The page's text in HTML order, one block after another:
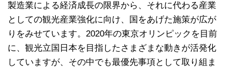
製造業による経済成長の限界から、それに代わる産業
としての観光産業強化に向け、国をあげた施策が広が
りをみせています。2020年の東京オリンピックを目前
に、観光立国日本を目指したさまざまな動きが活発化
していますが、その中でも最優先事項として取り組ま